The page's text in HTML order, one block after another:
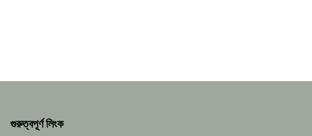
গুরুত্বপূর্ণ লিংক